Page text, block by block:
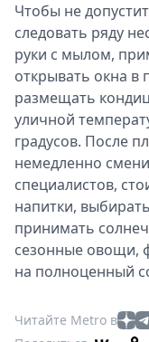
Чтобы не
следовать ряду
руки с мылом,
открывать окна в
размещать
уличной
градусов. После
немедленно
специалистов,
напитки,
принимать
сезонные овощи,
на полноценный
Читайте Metro в